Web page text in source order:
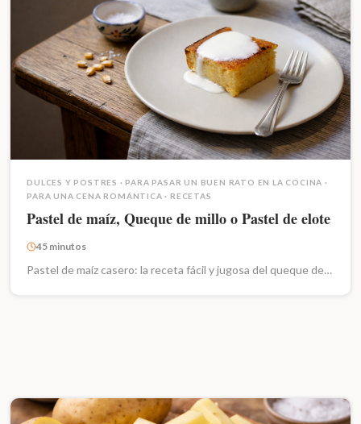
DULCES Y POSTRES · PARA PASAR UN BUEN RATO EN LA COCINA ·
PARA UNA CENA ROMÁNTICA · RECETAS
Pastel de maíz, Queque de millo o Pastel de elote
45 minutos
Pastel de maíz casero: la receta fácil y jugosa del queque de…